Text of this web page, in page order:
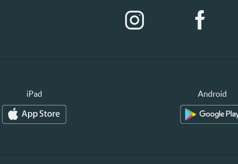
iPad Android